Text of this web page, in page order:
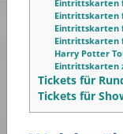
Eintrittskarten
Eintrittskarten
Eintrittskarten
Eintrittskarten
Harry Potter
Eintrittskarten
Tickets für
Tickets für